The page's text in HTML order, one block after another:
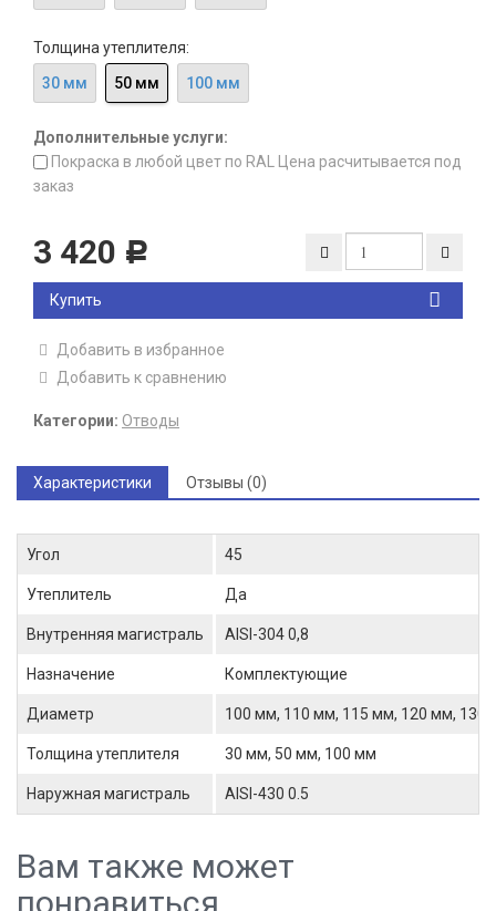
Толщина утеплителя:
30 мм
50 мм 100 мм
Дополнительные услуги:
Покраска в любой цвет по RAL Цена расчитывается под
заказ
3 420 Р
Купить
Добавить в избранное
Добавить к сравнению
Категории: Отводы
Характеристики Отзывы (0)
Угол 45
Утеплитель Да
Внутренняя магистраль AISI-304 0,8
Назначение Комплектующие
Диаметр 100 мм, 110 мм, 115 мм, 120 мм,
Толщина утеплителя 30 мм, 50 мм, 100 мм
Наружная магистраль AISI-430 0.5
Вам также может
понравиться